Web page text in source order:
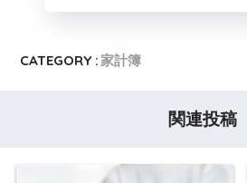
CATEGORY :家計簿
関連投稿